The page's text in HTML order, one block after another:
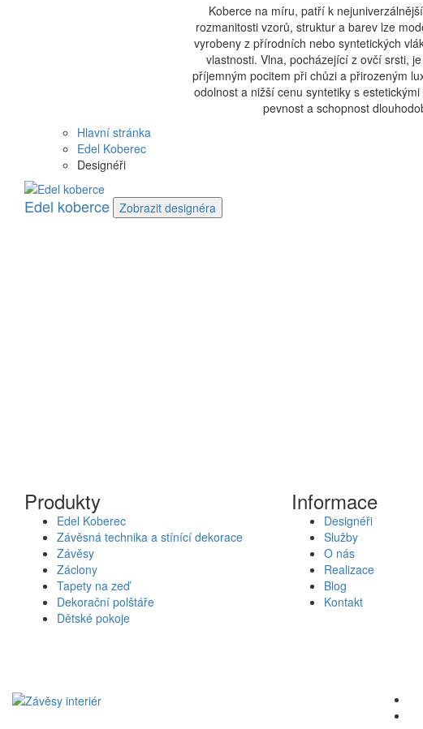
Koberce na míru, patří k
rozmanitosti vzorů, struktur a barev lze
vyrobeny z přírodních nebo syntetických
vlastnosti. Vlna, pocházející z ovčí srsti,
příjemným pocitem při chůzi a přirozeným
odolnost a nižší cenu syntetiky s
pevnost a schopnost
Hlavní stránka
Edel Koberec
Designéři
Edel koberce Zobrazit designéra
Produkty
Edel Koberec
Závěsná technika a stínící dekorace
Závěsy
Záclony
Tapety na zeď
Dekorační polštáře
Dětské pokoje
Informace
Designéři
Služby
O nás
Realizace
Blog
Kontakt